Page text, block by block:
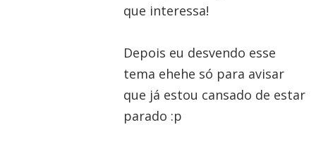
que interessa!
Depois eu desvendo esse
tema ehehe só para avisar
que já estou cansado de estar
parado :p